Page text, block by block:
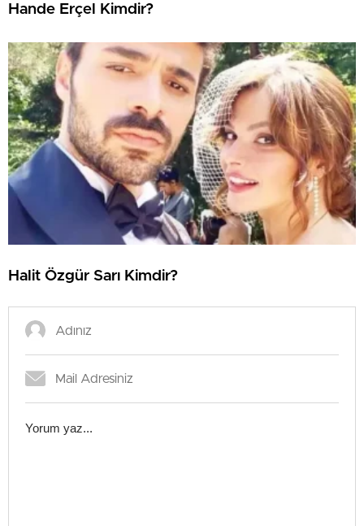
Hande Erçel Kimdir?
Halit Özgür Sarı Kimdir?